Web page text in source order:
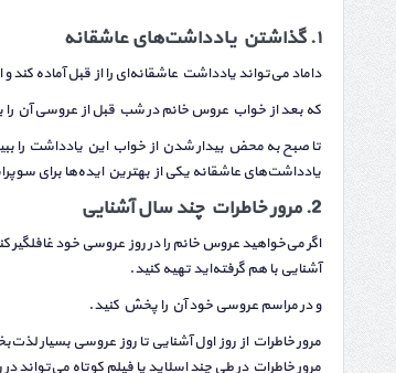
۱.گذاشتن یادداشت‌های عاشقانه
داماد می‌تواند یادداشت عاشقانه‌ای را از قبل آماده کند
که بعد از خواب عروس خانم در شب قبل از عروسی آن را
تا صبح به محض بیدار شدن از خواب این یادداشت را
یادداشت‌های عاشقانه یکی از بهترین ایده‌ها برای
2. مرور خاطرات چند سال آشنایی
اگر می‌خواهید عروس خانم را در روز عروسی خود
آشنایی با هم گرفته‌اید تهیه کنید.
و در مراسم عروسی خود آن را پخش کنید.
مرور خاطرات از روز اول آشنایی تا روز عروسی بسیار
مرور خاطرات در طی چند اسلاید یا فیلم کوتاه می‌تواند